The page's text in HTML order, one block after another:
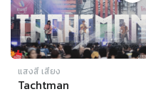
แสงสี เสียง
Tachtman